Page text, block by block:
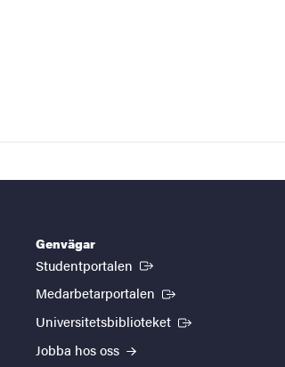
Genvägar
Studentportalen (Extern länk)
Medarbetarportalen (Extern länk)
Universitetsbiblioteket (Extern länk)
Jobba hos oss